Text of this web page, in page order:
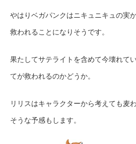
やはりベガパンクはニキュニキュの実
救われることになりそうです。
果たしてサテライトを含めて今壊れて
てが救われるのかどうか。
リリスはキャラクターから考えても麦
そうな予感もします。